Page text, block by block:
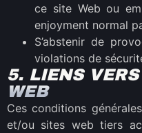
ce site Web ou
enjoyment normal
S’abstenir de
violations de
5. LIENS
WEB
Ces conditions
et/ou sites web tiers